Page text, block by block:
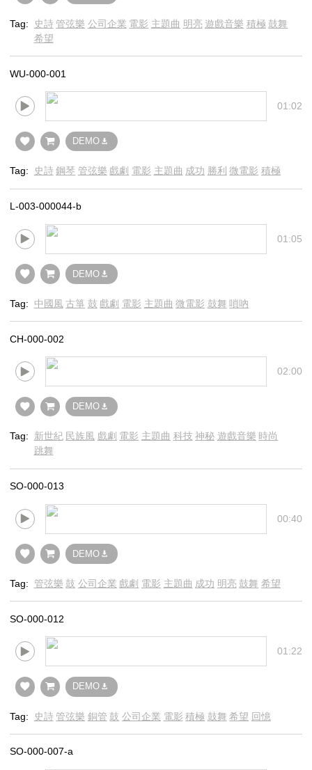
Tag: 史詩 管弦樂 公司企業 電影 主題曲 明亮 遊戲音樂 積極 鼓舞
希望
WU-000-001
01:02
DEMO
Tag: 史詩 鋼琴 管弦樂 戲劇 電影 主題曲 成功 勝利 微電影 積極
L-003-000044-b
01:05
DEMO
Tag: 中國風 古箏 鼓 戲劇 電影 主題曲 微電影 鼓舞 嗩吶
CH-000-002
02:00
DEMO
Tag: 新世紀 民族風 戲劇 電影 主題曲 科技 神秘 遊戲音樂 時尚
跳舞
SO-000-013
00:40
DEMO
Tag: 管弦樂 鼓 公司企業 戲劇 電影 主題曲 成功 明亮 鼓舞 希望
SO-000-012
01:22
DEMO
Tag: 史詩 管弦樂 銅管 鼓 公司企業 電影 積極 鼓舞 希望 回憶
SO-000-007-a